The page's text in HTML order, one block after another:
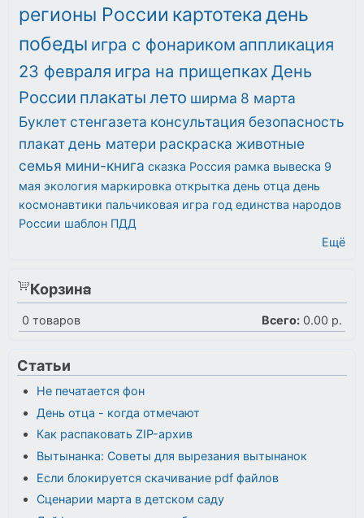
регионы России картотекадень
победы игра с фонариком аппликация
23 февраля игра на прищепках День
России плакаты лето ширма 8 марта
Буклет стенгазета консультация безопасность
плакатдень матери раскраска животные
семья мини-книга сказка Россия рамка вывеска 9
мая экология маркировка открытка день отца день
космонавтики пальчиковая игра год единства народов
России шаблон ПДД
Ещё
Корзина
0 товаров Всего: 0.00 р.
Статьи
Не печатается фон
День отца - когда отмечают
Как распаковать ZIP-архив
Вытынанка: Советы для вырезания вытынанок
Если блокируется скачивание pdf файлов
Сценарии марта в детском саду